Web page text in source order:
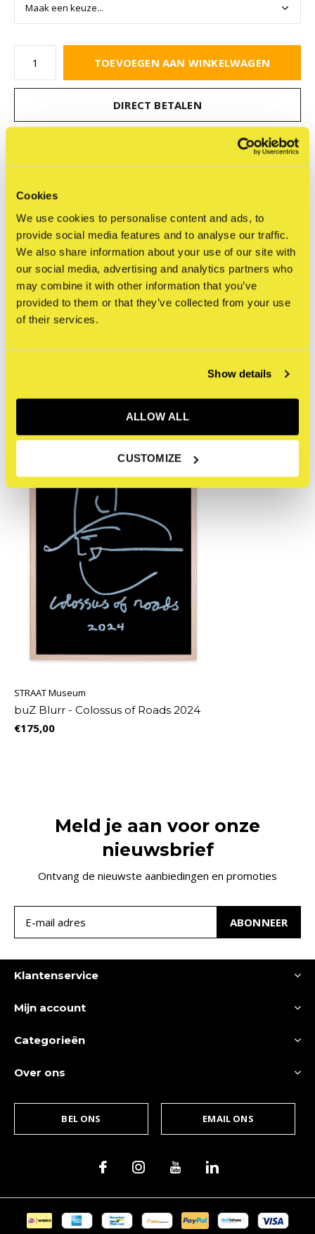
Cookies
We use cookies to personalise content and ads, to
provide social media features and to analyse our traffic.
We also share information about your use of our site with
our social media, advertising and analytics partners who
may combine it with other information that you’ve
provided to them or that they’ve collected from your use
of their services.
Show details
ALLOW ALL
CUSTOMIZE
TOEVOEGEN AAN WINKELWAGEN
DIRECT BETALEN
Beschrijving
Delen
Reviews
STRAAT Museum
buZ Blurr - Colossus of Roads 2024
€175,00
Meld je aan voor onze
nieuwsbrief
Ontvang de nieuwste aanbiedingen en promoties
ABONNEER
Klantenservice
Mijn account
Categorieën
Over ons
BEL ONS EMAIL ONS